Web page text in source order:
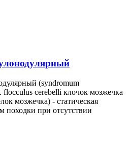
(syndromum
flocculus cerebelli клочок мозжечка
мозжечка) - статическая
походки при отсутствии